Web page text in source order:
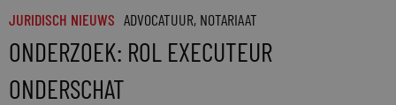
JURIDISCH NIEUWS ADVOCATUUR, NOTARIAAT
ONDERZOEK: ROL EXECUTEUR
ONDERSCHAT